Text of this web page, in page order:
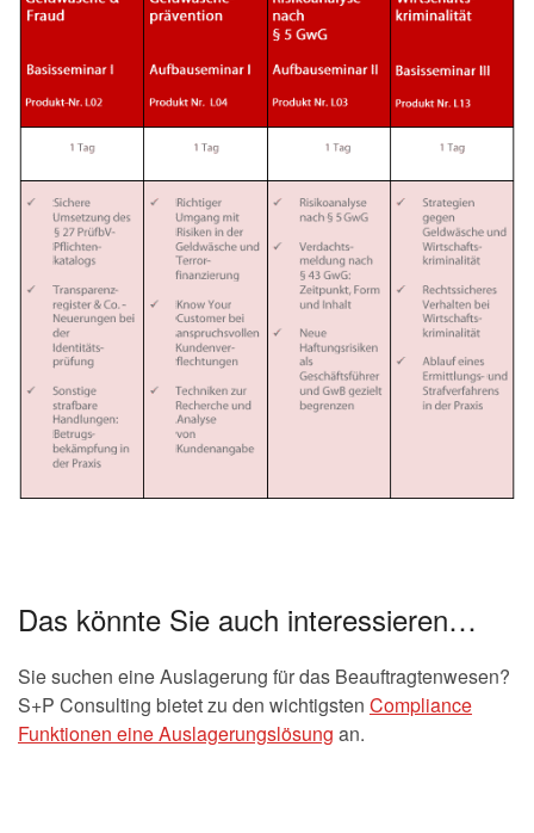
Das könnte Sie auch interessieren…
Sie suchen eine Auslagerung für das Beauftragtenwesen?
S+P Consulting bietet zu den wichtigsten Compliance
Funktionen eine Auslagerungslösung an.